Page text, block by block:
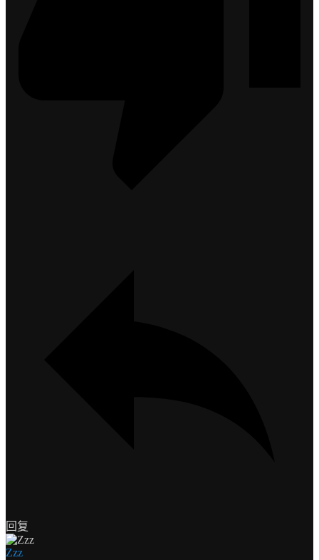
回复
Zzz